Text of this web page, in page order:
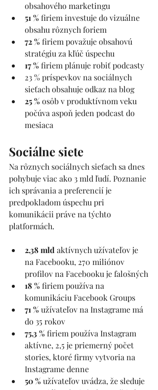
obsahového marketingu
51 % firiem investuje do vizuálne
obsahu rôznych foriem
72 % firiem považuje obsahovú
stratégiu za kľúč úspechu
17 % firiem plánuje robiť podcasty
23 % príspevkov na sociálnych
sieťach obsahuje odkaz na blog
25 % osôb v produktívnom veku
počúva aspoň jeden podcast do
mesiaca
Sociálne siete
Na rôznych sociálnych sieťach sa dnes
pohybuje viac ako 3 mld ľudí. Poznanie
ich správania a preferencií je
predpokladom úspechu pri
komunikácii práve na týchto
platformách.
2,38 mld aktívnych užívateľov je
na Facebooku, 270 miliónov
profilov na Facebooku je falošných
18 % firiem používa na
komunikáciu Facebook Groups
71 % užívateľov na Instagrame má
do 35 rokov
75,3 % firiem používa Instagram
aktívne, 2,5 je priemerný počet
stories, ktoré firmy vytvoria na
Instagrame denne
50 % užívateľov uvádza, že sleduje